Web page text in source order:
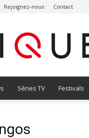
Rejoignez-nous Contact
Séries TV Festivals